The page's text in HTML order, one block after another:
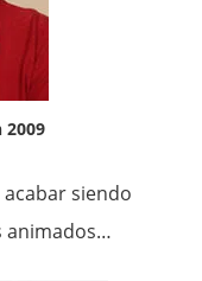
2009
siendo
animados…